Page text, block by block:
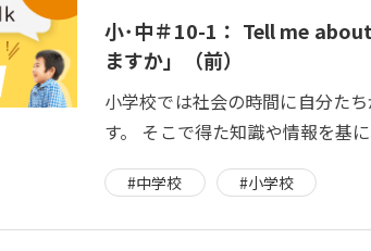
小･中＃10-1： Tell me
ますか」（前）
小学校では社会の時間に自分た
す。 そこで得た知識や情報を基
#中学校 #小学校